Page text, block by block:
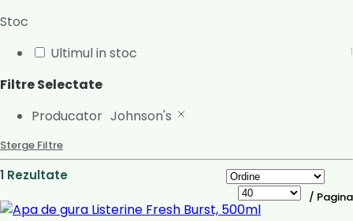
Stoc
Ultimul in stoc
1
Filtre Selectate
Producator Johnson's
Sterge Filtre
1 Rezultate
/ Pagina